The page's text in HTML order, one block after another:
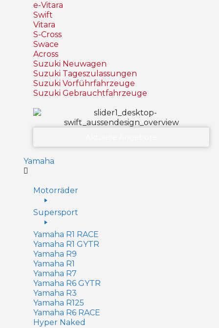
e-Vitara
Swift
Vitara
S-Cross
Swace
Across
Suzuki Neuwagen
Suzuki Tageszulassungen
Suzuki Vorführfahrzeuge
Suzuki Gebrauchtfahrzeuge
Yamaha
Motorräder
Supersport
Yamaha R1 RACE
Yamaha R1 GYTR
Yamaha R9
Yamaha R1
Yamaha R7
Yamaha R6 GYTR
Yamaha R3
Yamaha R125
Yamaha R6 RACE
Hyper Naked